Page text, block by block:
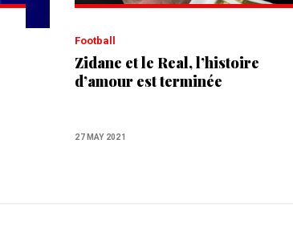
Football
Zidane et le Real, l’histoire
d’amour est terminée
27 MAY 2021